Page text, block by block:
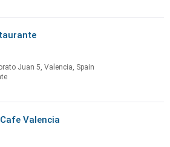
Juan 5, Valencia, Spain
Valencia